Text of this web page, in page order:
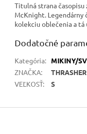
Titulná strana časopisu
McKnight. Legendárny
kolekciu oblečenia a tá
Dodatočné
Kategória:
MIKINY/
ZNAČKA:
THRASHER
VEĽKOSŤ: S
Z